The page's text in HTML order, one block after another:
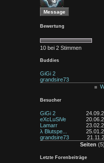
Bewertung
10 bei 2 Stimmen
Buddies
GiGi 2
grandsire73
Besucher
GiGi 2
eXcLuSiVe
Lamarr
λ Blutspe...
grandsire73
Seiten
Letzte Forenbeiträge